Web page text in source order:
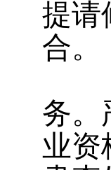
提请
合。
务。
业资